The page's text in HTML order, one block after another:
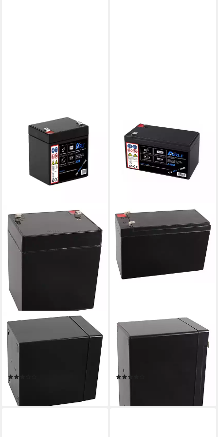
ARLI
AGM Blei Akku 12V 4,5Ah
20HR Batterie Glasfaservlies
(12 V, 1 St)
17,49 €
lieferbar - in 2-3 Werktagen bei dir
ARLI
AGM Blei Akku 12V 9Ah
20HR Batterie 9000 mAh
Glasfaservlies Bleiakku
Bleiakkus 9000 mAh (12 V, 1
St)
23,19 €
lieferbar - in 2-3 Werktagen bei dir